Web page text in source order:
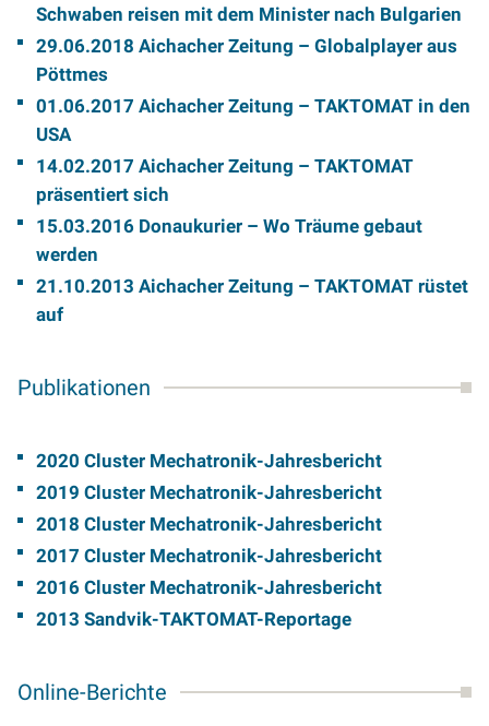
Schwaben reisen mit dem Minister nach Bulgarien
29.06.2018 Aichacher Zeitung – Globalplayer aus
Pöttmes
01.06.2017 Aichacher Zeitung – TAKTOMAT in den
USA
14.02.2017 Aichacher Zeitung – TAKTOMAT
präsentiert sich
15.03.2016 Donaukurier – Wo Träume gebaut
werden
21.10.2013 Aichacher Zeitung – TAKTOMAT rüstet
auf
Publikationen
2020 Cluster Mechatronik-Jahresbericht
2019 Cluster Mechatronik-Jahresbericht
2018 Cluster Mechatronik-Jahresbericht
2017 Cluster Mechatronik-Jahresbericht
2016 Cluster Mechatronik-Jahresbericht
2013 Sandvik-TAKTOMAT-Reportage
Online-Berichte